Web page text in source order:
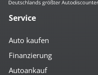
Service
Auto kaufen
Finanzierung
Autoankauf